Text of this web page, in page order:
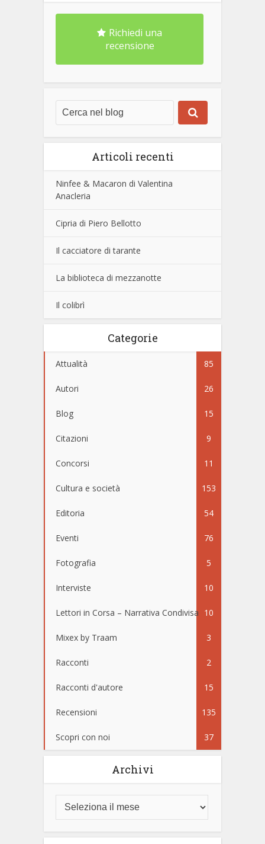
Richiedi una
recensione
Articoli recenti
Ninfee & Macaron di Valentina
Anacleria
Cipria di Piero Bellotto
Il cacciatore di tarante
La biblioteca di mezzanotte
Il colibrì
Categorie
Attualità 85
Autori 26
Blog 15
Citazioni 9
Concorsi 11
Cultura e società 153
Editoria 54
Eventi 76
Fotografia 5
Interviste 10
Lettori in Corsa – Narrativa Condivisa 10
Mixex by Traam 3
Racconti 2
Racconti d'autore 15
Recensioni 135
Scopri con noi 37
Archivi